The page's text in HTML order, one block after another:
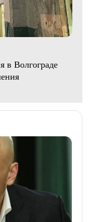
в Волгограде